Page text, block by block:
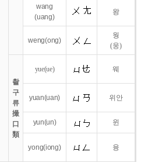
wang
(uang)
왕
weng(ong)
웡
(웅)
촬
구
류
撮
口
類
yue(ue) 웨
yuan(uan) 위안
yun(un) 윈
yong(iong) 융